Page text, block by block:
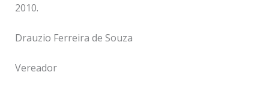
2010.
Drauzio Ferreira de Souza
Vereador